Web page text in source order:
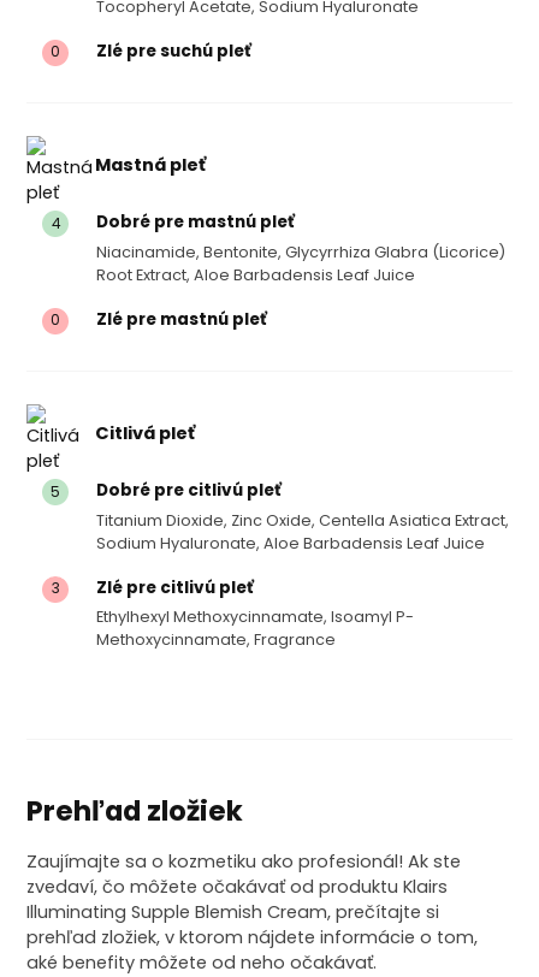
Tocopheryl Acetate, Sodium Hyaluronate
0 Zlé pre suchú pleť
Mastná pleť
4 Dobré pre mastnú pleť
Niacinamide, Bentonite, Glycyrrhiza Glabra (licorice)
Root Extract, Aloe Barbadensis Leaf Juice
0 Zlé pre mastnú pleť
Citlivá pleť
5 Dobré pre citlivú pleť
Titanium Dioxide, Zinc Oxide, Centella Asiatica Extract,
Sodium Hyaluronate, Aloe Barbadensis Leaf Juice
3 Zlé pre citlivú pleť
Ethylhexyl Methoxycinnamate, Isoamyl P-
Methoxycinnamate, Fragrance
Prehľad zložiek
Zaujímajte sa o kozmetiku ako profesionál! Ak ste
zvedaví, čo môžete očakávať od produktu Klairs
Illuminating Supple Blemish Cream, prečítajte si
prehľad zložiek, v ktorom nájdete informácie o tom,
aké benefity môžete od neho očakávať.